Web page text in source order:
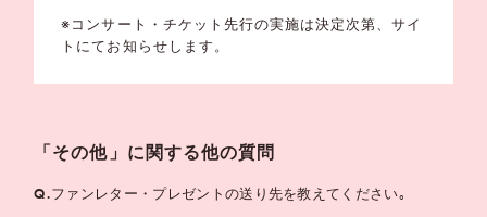
※コンサート・チケット先行の実施は決定次第、サイ
トにてお知らせします。
「その他」に関する他の質問
Q.ファンレター・プレゼントの送り先を教えてください｡